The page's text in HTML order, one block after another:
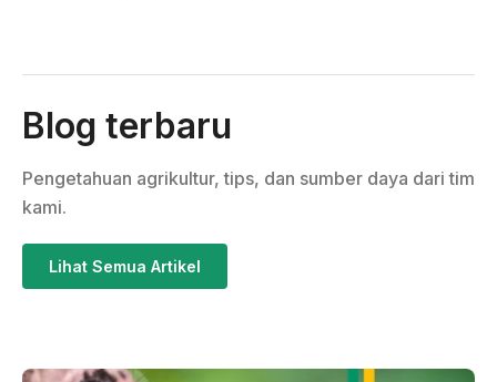
Blog terbaru
Pengetahuan agrikultur, tips, dan sumber daya dari tim
kami.
Lihat Semua Artikel